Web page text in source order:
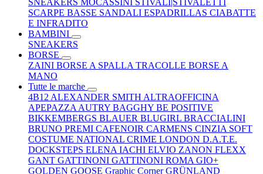
SNEAKERS MOCASSINI STIVALI|STIVALETTI
SCARPE BASSE SANDALI ESPADRILLAS CIABATTE
E INFRADITO
BAMBINI
SNEAKERS
BORSE
ZAINI BORSE A SPALLA TRACOLLE BORSE A
MANO
Tutte le marche
4B12 ALEXANDER SMITH ALTRAOFFICINA
APEPAZZA AUTRY BAGGHY BE POSITIVE
BIKKEMBERGS BLAUER BLUGIRL BRACCIALINI
BRUNO PREMI CAFENOIR CARMENS CINZIA SOFT
COSTUME NATIONAL CRIME LONDON D.A.T.E.
DOCKSTEPS ELENA IACHI ELVIO ZANON FLEXX
GANT GATTINONI GATTINONI ROMA GIO+
GOLDEN GOOSE Graphic CornerGRÜNLAND